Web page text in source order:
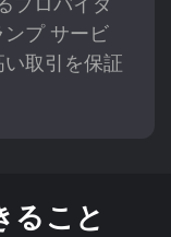
プ サービ
取引を保証
ること